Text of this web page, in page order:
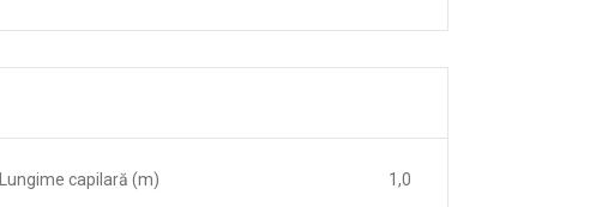
Lungime capilară (m) 1,0